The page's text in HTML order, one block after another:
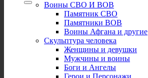
Воины СВО И ВОВ
Памятник СВО
Памятники ВОВ
Воины Афгана и другие
Скульптура человека
Женщины и девушки
Мужчины и воины
Боги и Ангелы
Герои и Персонажи